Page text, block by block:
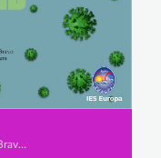
Secundaria, Ana Caballero Sánchez, Isabel Bravo Rodríguez y Claudia Manzanero Asensio